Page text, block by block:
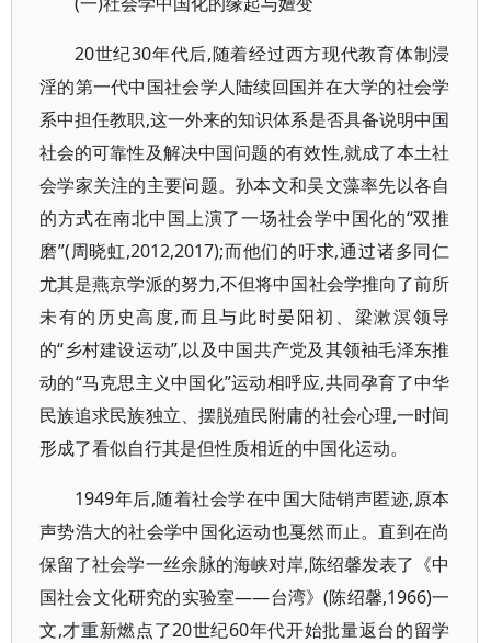
20世纪30年代后,随着经过西方现代教育体制浸
淫的第一代中国社会学人陆续回国并在大学的社会学
系中担任教职,这一外来的知识体系是否具备说明中国
社会的可靠性及解决中国问题的有效性,就成了本土社
会学家关注的主要问题。孙本文和吴文藻率先以各自
的方式在南北中国上演了一场社会学中国化的“双推
磨”(周晓虹,2012,2017);而他们的吁求,通过诸多同仁
尤其是燕京学派的努力,不但将中国社会学推向了前所
未有的历史高度,而且与此时晏阳初、梁漱溟领导
的“乡村建设运动”,以及中国共产党及其领袖毛泽东推
动的“马克思主义中国化”运动相呼应,共同孕育了中华
民族追求民族独立、摆脱殖民附庸的社会心理,一时间
形成了看似自行其是但性质相近的中国化运动。
1949年后,随着社会学在中国大陆销声匿迹,原本
声势浩大的社会学中国化运动也戛然而止。直到在尚
保留了社会学一丝余脉的海峡对岸,陈绍馨发表了《中
国社会文化研究的实验室——台湾》(陈绍馨,1966)一
文,才重新燃点了20世纪60年代开始批量返台的留学